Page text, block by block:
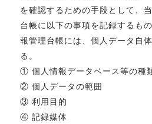
を確認するための手段として、
台帳に以下の事項を記録するも
報管理台帳には、個人データ自
る。
① 個人情報データベース等の種
② 個人データの範囲
③ 利用目的
④ 記録媒体